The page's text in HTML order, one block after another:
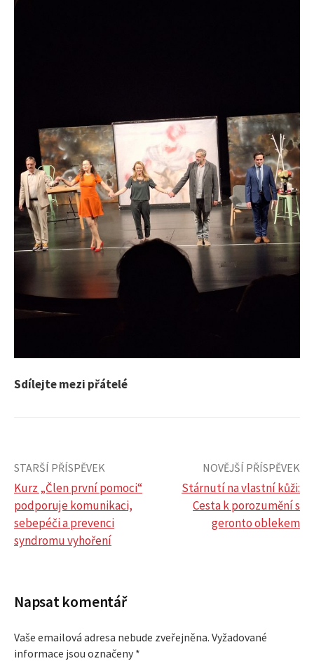
Sdílejte mezi přátelé
N
a
i
g
STARŠÍ PŘÍSPĚVEK
Kurz „Člen první pomoci“
podporuje komunikaci,
sebepéči a prevenci
syndromu vyhoření
NOVĚJŠÍ PŘÍSPĚVEK
Stárnutí na vlastní kůži:
Cesta k porozumění s
geronto oblekem
Napsat komentář
Vaše emailová adresa nebude zveřejněna. Vyžadované
informace jsou označeny *